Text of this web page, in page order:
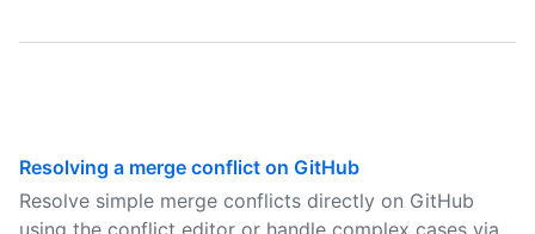
Resolving a merge conflict on GitHub
Resolve simple merge conflicts directly on GitHub
using the conflict editor or handle complex cases via